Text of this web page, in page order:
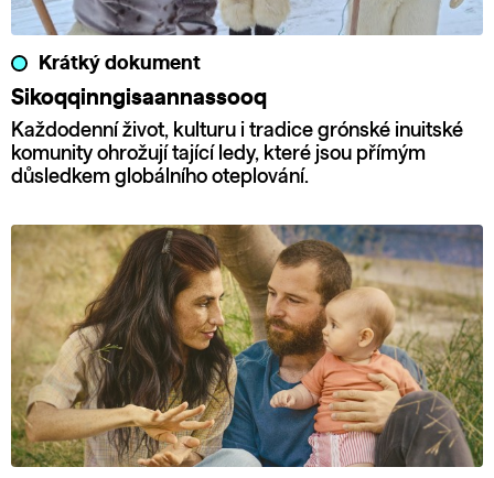
Krátký dokument
Sikoqqinngisaannassooq
Každodenní život, kulturu i tradice grónské inuitské
komunity ohrožují tající ledy, které jsou přímým
důsledkem globálního oteplování.